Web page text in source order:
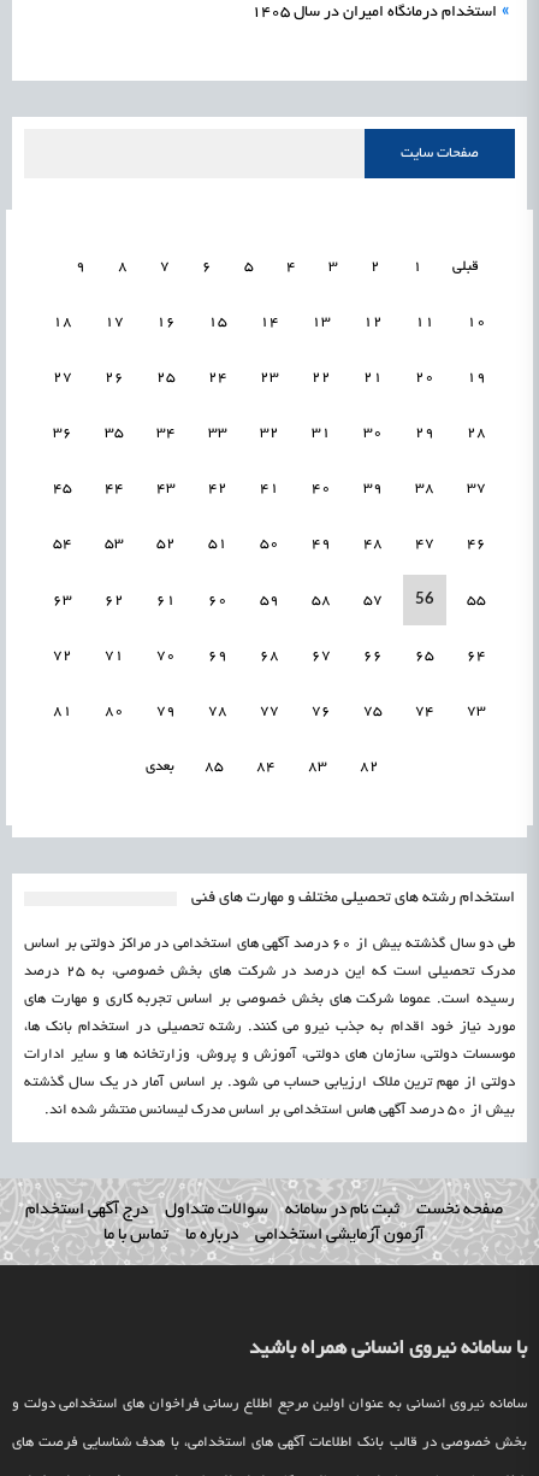
» استخدام درمانگاه امیران در سال 1405
صفحات سایت
قبلی 1
2
3
4
5
6
7
8
9
10
11
12
13
14
15
16
17
18
19
20
21
22
23
24
25
26
27
28
29
30
31
32
33
34
35
36
37
38
39
40
41
42
43
44
45
46
47
48
49
50
51
52
53
54
55
56
57
58
59
60
61
62
63
64
65
66
67
68
69
70
71
72
73
74
75
76
77
78
79
80
81
82
83
84
85 بعدی
استخدام رشته های تحصیلی مختلف و مهارت های فنی
طی دو سال گذشته بیش از 60 درصد آگهی های استخدامی در مراکز دولتی بر اساس
مدرک تحصیلی است که این درصد در شرکت های بخش خصوصی، به 25 درصد
رسیده است. عموما شرکت های بخش خصوصی بر اساس تجربه کاری و مهارت های
مورد نیاز خود اقدام به جذب نیرو می کنند. رشته تحصیلی در استخدام بانک ها،
موسسات دولتی، سازمان های دولتی، آموزش و پروش، وزارتخانه ها و سایر ادارات
دولتی از مهم ترین ملاک ارزیابی حساب می شود. بر اساس آمار در یک سال گذشته
بیش از 50 درصد آگهی هاس استخدامی بر اساس مدرک لیسانس منتشر شده اند.
صفحه نخست ثبت نام در سامانه سوالات متداول
درج آگهی استخدام
آزمون آزمایشی استخدامی
درباره ما تماس با ما
با سامانه نیروی انسانی همراه باشید
سامانه نیروی انسانی به عنوان اولین مرجع اطلاع رسانی فراخوان های استخدامی دولت و
بخش خصوصی در قالب بانک اطلاعات آگهی های استخدامی، با هدف شناسایی فرصت های